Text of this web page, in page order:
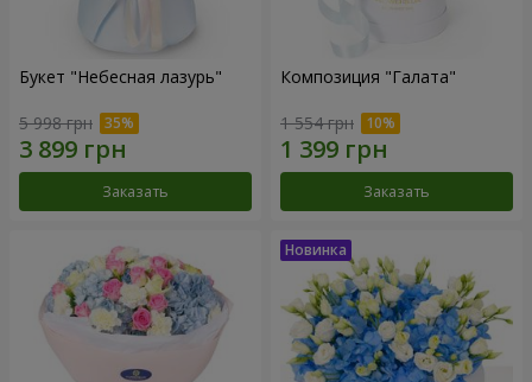
Букет "Небесная лазурь"
5 998 грн
Заказать
Композиция "Галата"
1 554 грн
Заказать